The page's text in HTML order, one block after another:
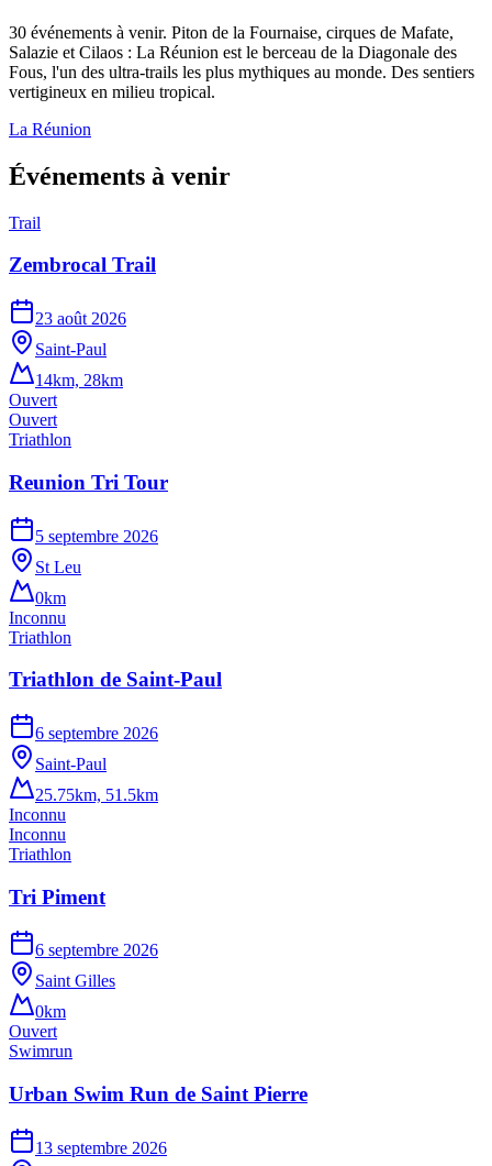
30 événements à venir. Piton de la Fournaise, cirques de Mafate,
Salazie et Cilaos : La Réunion est le berceau de la Diagonale des
Fous, l'un des ultra-trails les plus mythiques au monde. Des sentiers
vertigineux en milieu tropical.
La Réunion
Événements à venir
Trail
Zembrocal Trail
23 août 2026
Saint-Paul
14km, 28km
Ouvert
Ouvert
Triathlon
Reunion Tri Tour
5 septembre 2026
St Leu
0km
Inconnu
Triathlon
Triathlon de Saint-Paul
6 septembre 2026
Saint-Paul
25.75km, 51.5km
Inconnu
Inconnu
Triathlon
Tri Piment
6 septembre 2026
Saint Gilles
0km
Ouvert
Swimrun
Urban Swim Run de Saint Pierre
13 septembre 2026